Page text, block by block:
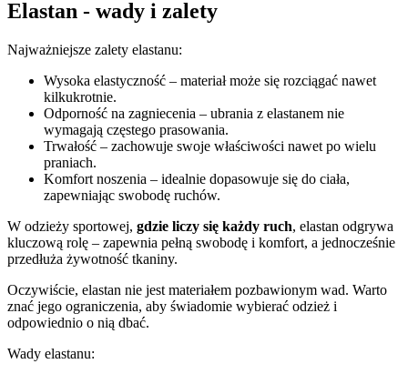
Elastan - wady i zalety
Najważniejsze zalety elastanu:
Wysoka elastyczność – materiał może się rozciągać nawet
kilkukrotnie.
Odporność na zagniecenia – ubrania z elastanem nie
wymagają częstego prasowania.
Trwałość – zachowuje swoje właściwości nawet po wielu
praniach.
Komfort noszenia – idealnie dopasowuje się do ciała,
zapewniając swobodę ruchów.
W odzieży sportowej, gdzie liczy się każdy ruch, elastan odgrywa
kluczową rolę – zapewnia pełną swobodę i komfort, a jednocześnie
przedłuża żywotność tkaniny.
Oczywiście, elastan nie jest materiałem pozbawionym wad. Warto
znać jego ograniczenia, aby świadomie wybierać odzież i
odpowiednio o nią dbać.
Wady elastanu: